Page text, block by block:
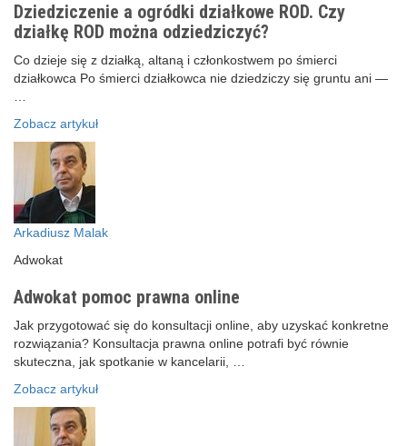
Dziedziczenie a ogródki działkowe ROD. Czy
działkę ROD można odziedziczyć?
Co dzieje się z działką, altaną i członkostwem po śmierci
działkowca Po śmierci działkowca nie dziedziczy się gruntu ani —
…
Zobacz artykuł
Arkadiusz Malak
Adwokat
Adwokat pomoc prawna online
Jak przygotować się do konsultacji online, aby uzyskać konkretne
rozwiązania? Konsultacja prawna online potrafi być równie
skuteczna, jak spotkanie w kancelarii, …
Zobacz artykuł